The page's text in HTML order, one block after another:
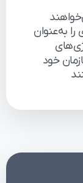
را به‌عنوان
خود